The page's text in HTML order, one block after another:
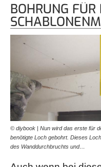
BOHRUNG
© diybook | Nun wird das erste für
benötigte Loch gebohrt. Dieses
des Wanddurchbruchts und…